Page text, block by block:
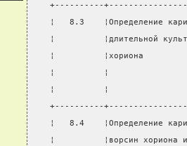
+----------
¦   8.3    ¦Определение
¦          ¦длительной
¦          ¦хориона
¦          ¦
¦          ¦
+----------
¦   8.4    ¦Определение
¦          ¦ворсин хориона и